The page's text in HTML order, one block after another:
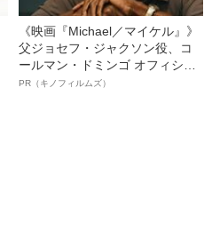
《映画『Michael／マイケル』》
父ジョセフ・ジャクソン役、コ
ールマン・ドミンゴ オフィシャ
ルインタビュー“観客を魅了した
PR（キノフィルムズ）